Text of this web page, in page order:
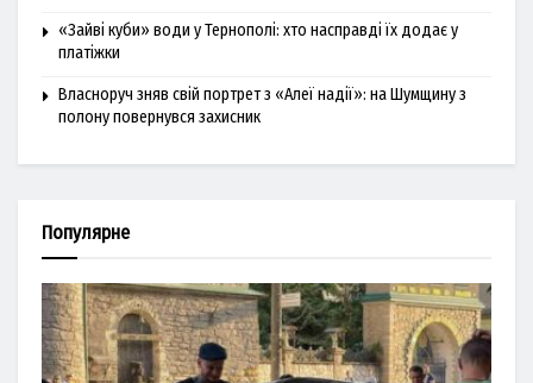
«Зайві куби» води у Тернополі: хто насправді їх додає у
платіжки
Власноруч зняв свій портрет з «Алеї надії»: на Шумщину з
полону повернувся захисник
Популярне